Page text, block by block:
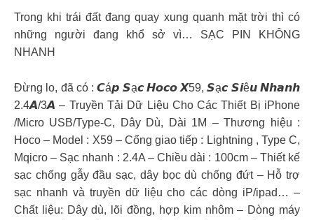
Trong khi trái đất đang quay xung quanh mặt trời thì có
những người đang khổ sở vì… SẠC PIN KHÔNG
NHANH
Đừng lo, đã có : 𝘾á𝙥 𝙎ạ𝙘 𝙃𝙤𝙘𝙤 𝙓59, 𝙎ạ𝙘 𝙎𝙞ê𝙪 𝙉𝙝𝙖𝙣𝙝
2.4𝘼/3𝘼 – Truyền Tải Dữ Liệu Cho Các Thiết Bị iPhone
/Micro USB/Type-C, Dây Dù, Dài 1M – Thương hiệu :
Hoco – Model : X59 – Cổng giao tiếp : Lightning , Type C,
Mqicro – Sạc nhanh : 2.4A – Chiều dài : 100cm – Thiết kế
sạc chống gẫy đầu sạc, dây bọc dù chống đứt – Hỗ trợ
sạc nhanh và truyền dữ liệu cho các dòng iP/ipad… –
Chất liệu: Dây dù, lõi đồng, hợp kim nhôm – Dòng máy